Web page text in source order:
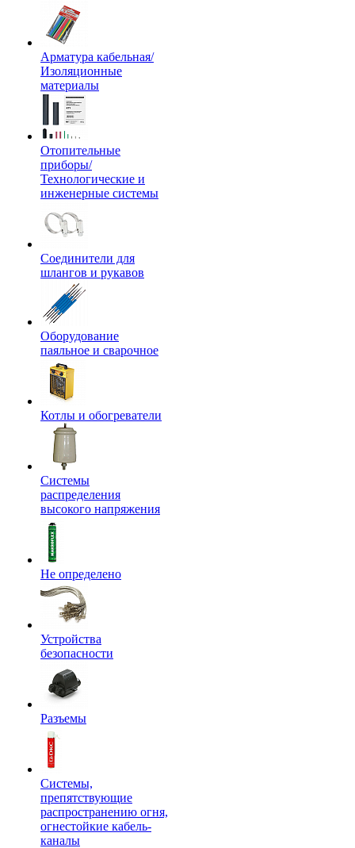
Арматура кабельная/
Изоляционные
материалы
Отопительные
приборы/
Технологические и
инженерные системы
Соединители для
шлангов и рукавов
Оборудование
паяльное и сварочное
Котлы и обогреватели
Системы
распределения
высокого напряжения
Не определено
Устройства
безопасности
Разъемы
Системы,
препятствующие
распространению огня,
огнестойкие кабель-
каналы